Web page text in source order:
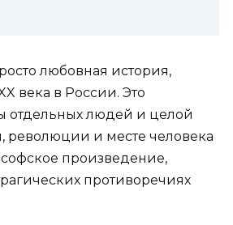
любовная история,
века в России. Это
отдельных людей и целой
революции и месте человека
произведение,
противоречиях